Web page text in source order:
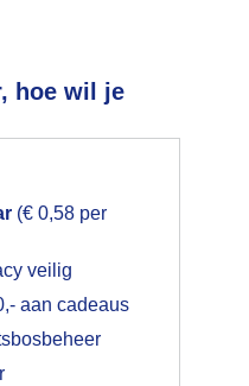
hoe wil je
(€ 0,58 per
veilig
aan cadeaus
voor